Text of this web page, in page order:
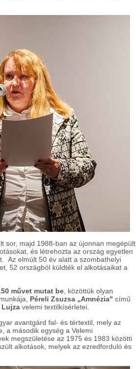
sor, majd 1988-ban az újonnan megépült
és létrehozta az ország egyetlen
Az elmúlt 50 év alatt a szombathelyi
52 országból küldték el alkotásaikat a
művet mutat be, közöttük olyan
Péreli Zsuzsa „Amnézia" című
Lujza velemi textilkísérletei.
avantgárd fal- és tértextil, mely az
a második egység a Velemi
megszületése az 1975 és 1983 közötti
alkotások, melyek az ezredforduló és